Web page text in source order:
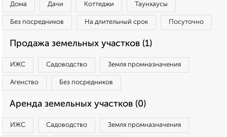
Дома Дачи Коттеджи Таунхаусы
Без посредников На длительный срок Посуточно
Продажа земельных участков (1)
ИЖС Садоводство Земля промназначения
Агенство Без посредников
Аренда земельных участков (0)
ИЖС Садоводство Земля промназначения